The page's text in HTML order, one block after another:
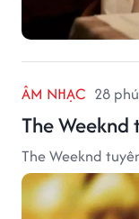
ÂM NHẠC 28
The
The Weeknd